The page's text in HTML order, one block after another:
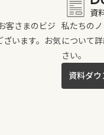
客さまのビジ
ざいます。お気
資
私たちの
について
さい。
資料ダウ